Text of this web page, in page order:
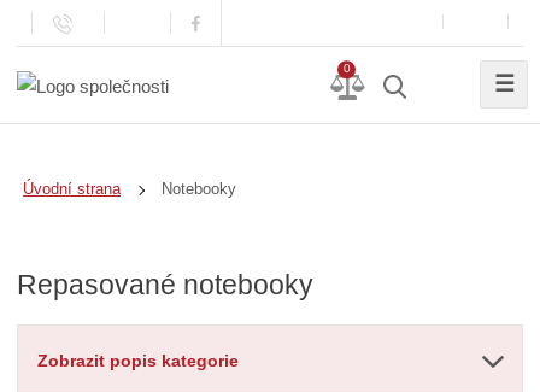
0
☰
Úvodní strana Notebooky
Repasované notebooky
Zobrazit popis kategorie